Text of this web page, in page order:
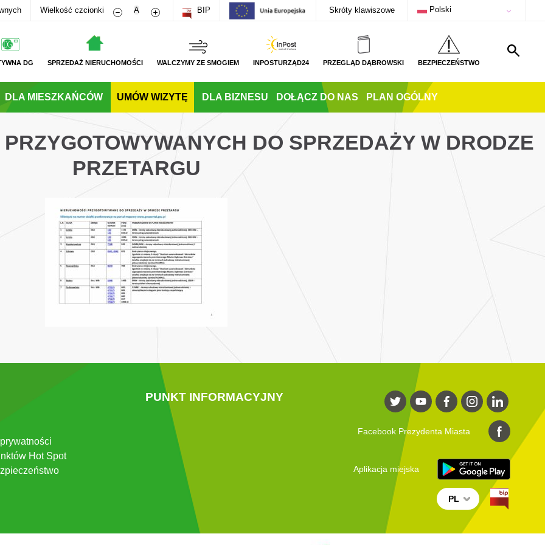
Wielkość czcionki Zmniejsz rozmiar czcionki
A Zwiększ rozmiar czcionki
BIP Skróty klawiszowe Polski
DG SPRZEDAŻ NIERUCHOMOŚCI WALCZYMY ZE SMOGIEM INPOSTURZĄD24 PRZEGLĄD DĄBROWSKI BEZPIECZEŃSTWO
DLA MIESZKAŃCÓW UMÓW WIZYTĘ DLA BIZNESU DOŁĄCZ DO NAS PLAN OGÓLNY
DO SPRZEDAŻY W DRODZE
PRZETARGU
Hot Spot
PUNKT INFORMACYJNY
Facebook Prezydenta Miasta
Aplikacja miejska
PL